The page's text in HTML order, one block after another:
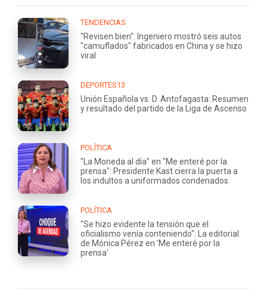
TENDENCIAS
"Revisen bien": Ingeniero mostró seis autos
"camuflados" fabricados en China y se hizo
viral
DEPORTES13
Unión Española vs. D. Antofagasta: Resumen
y resultado del partido de la Liga de Ascenso
POLÍTICA
"La Moneda al día" en "Me enteré por la
prensa": Presidente Kast cierra la puerta a
los indultos a uniformados condenados
POLÍTICA
"Se hizo evidente la tensión que el
oficialismo venía conteniendo": La editorial
de Mónica Pérez en 'Me enteré por la
prensa'